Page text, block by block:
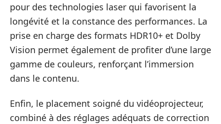
pour des technologies laser qui favorisent la
longévité et la constance des performances. La
prise en charge des formats HDR10+ et Dolby
Vision permet également de profiter d’une large
gamme de couleurs, renforçant l’immersion
dans le contenu.
Enfin, le placement soigné du vidéoprojecteur,
combiné à des réglages adéquats de correction